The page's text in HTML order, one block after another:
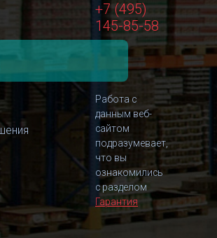
+7 (495)
145-85-58
Работа с
данным веб-
сайтом
подразумевает,
что вы
ознакомились
с разделом
Гарантия